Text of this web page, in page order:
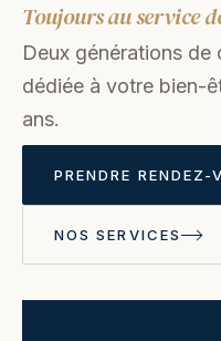
Toujours au service
Deux générations
dédiée à votre bien-
ans.
PRENDRE RENDEZ-
NOS SERVICES